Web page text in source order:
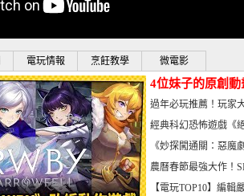
電玩情報 烹飪教學 微電影
4位妹子的原創
曝光_電玩宅速配
過年必玩推薦！玩家
宅速配20230126
經典科幻恐怖遊戲《
懼體驗-電玩宅速配
《妙探闖通關：惡
到!!-電玩宅速配
農曆春節最強大作！
電玩宅速配20230123
【電玩TOP10】編